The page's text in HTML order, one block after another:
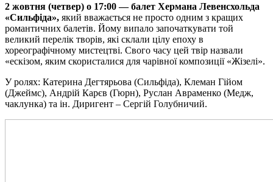
2 жовтня (четвер) о 17:00 — балет Хермана Левенсхольда
«Сильфіда», який вважається не просто одним з кращих
романтичних балетів. Йому випало започаткувати той
великий перелік творів, які склали цілу епоху в
хореографічному мистецтві. Свого часу цей твір назвали
«ескізом, яким скористалися для чарівної композиції «Жізелі».
У ролях: Катерина Дегтярьова (Сильфіда), Клеман Гійом
(Джеймс), Андрій Карєв (Гюрн), Руслан Авраменко (Медж,
чаклунка) та ін. Диригент – Сергій Голубничий.